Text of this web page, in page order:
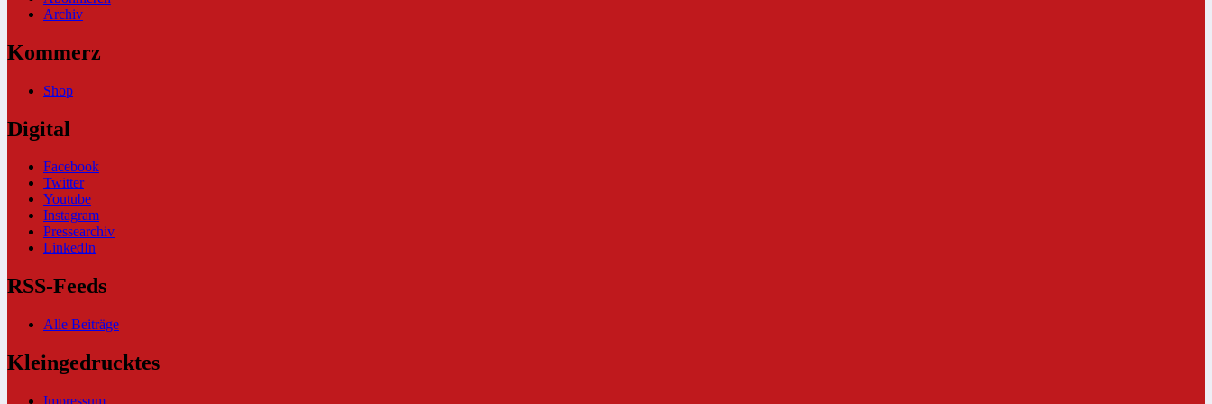
Archiv
Kommerz
Shop
Digital
Facebook
Twitter
Youtube
Instagram
Pressearchiv
LinkedIn
RSS-Feeds
Alle Beiträge
Kleingedrucktes
Impressum